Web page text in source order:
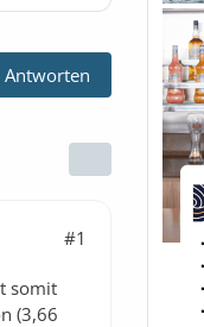
Antworten
#1
somit
(3,66